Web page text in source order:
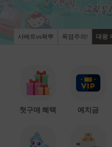
샤베트vs왁뿌 폭염주의! 대왕
첫구매 혜택 예치금